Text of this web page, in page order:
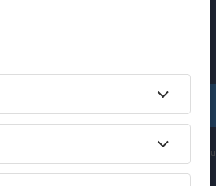
informace o jedinečných
kdokoli jiný.
s odběrem marketingových informací (formou
adresu.